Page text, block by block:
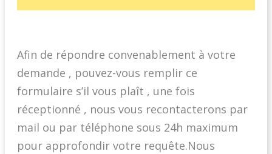
Afin de répondre convenablement à votre
demande , pouvez-vous remplir ce
formulaire s’il vous plaît , une fois
réceptionné , nous vous recontacterons par
mail ou par téléphone sous 24h maximum
pour approfondir votre requête.Nous